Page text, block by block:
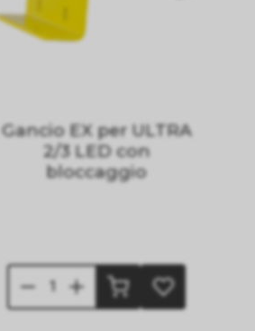
Gancio EX per ULTRA
2/3 LED con
bloccaggio